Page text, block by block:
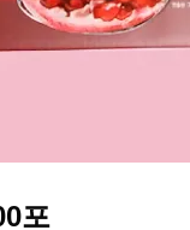
포